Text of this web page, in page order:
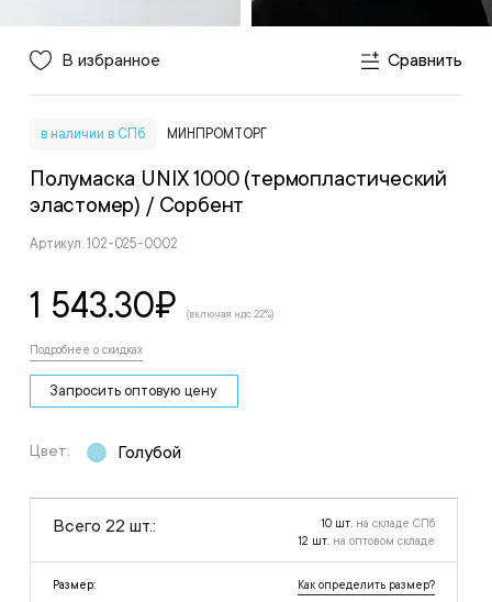
В избранное Сравнить
в наличии в СПб МИНПРОМТОРГ
Полумаска UNIX 1000 (термопластический
эластомер) / Сорбент
Артикул: 102-025-0002
1 543.30₽ (включая ндс 22%)
Подробнее о скидках
Запросить оптовую цену
Цвет: Голубой
Всего 22 шт.: 10 шт.на складе СПб
12 шт.на оптовом складе
Размер: Как определить размер?